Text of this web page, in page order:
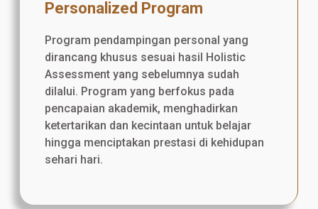
Personalized Program
Program pendampingan personal yang
dirancang khusus sesuai hasil Holistic
Assessment yang sebelumnya sudah
dilalui. Program yang berfokus pada
pencapaian akademik, menghadirkan
ketertarikan dan kecintaan untuk belajar
hingga menciptakan prestasi di kehidupan
sehari hari.